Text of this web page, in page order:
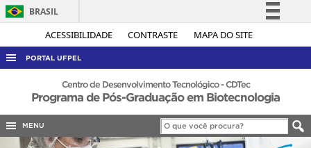
ACESSIBILIDADE CONTRASTE MAPA DO SITE
BRASIL
Simplifique!
Acesso à informação
Legislação
Canais
PORTAL UFPEL
ACESSO À INFORMAÇÃO
AUDITORIA
COBALTO
Centro de Desenvolvimento Tecnológico - CDTec
Programa de Pós-Graduação em Biotecnologia
MENU